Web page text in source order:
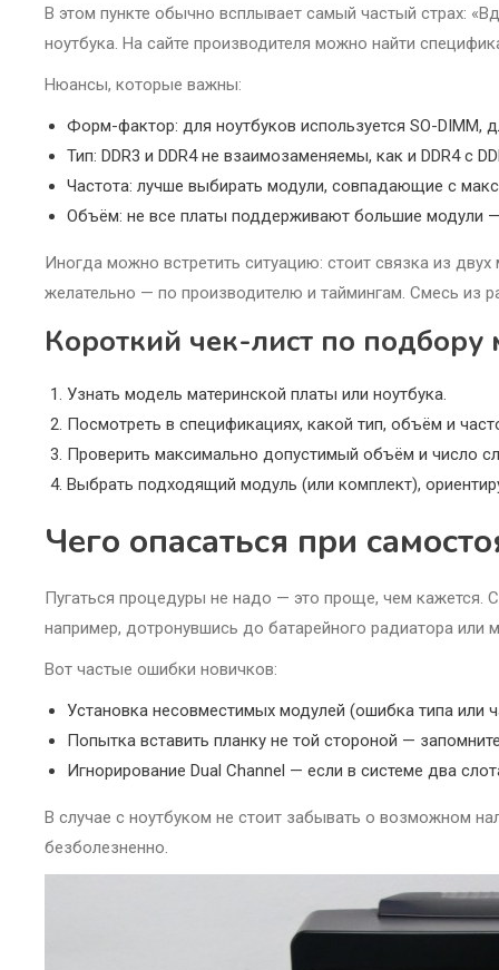
В этом пункте обычно всплывает самый частый страх:
ноутбука. На сайте производителя можно найти
Нюансы, которые важны:
Форм-фактор: для ноутбуков используется SO-DIMM,
Тип: DDR3 и DDR4 не взаимозаменяемы, как и DDR4 с
Частота: лучше выбирать модули, совпадающие с
Объём: не все платы поддерживают большие модули
Иногда можно встретить ситуацию: стоит связка из
желательно — по производителю и таймингам. Смесь из
Короткий чек-лист по подбору
Узнать модель материнской платы или ноутбука.
Посмотреть в спецификациях, какой тип, объём и
Проверить максимально допустимый объём и число
Выбрать подходящий модуль (или комплект),
Чего опасаться при
Пугаться процедуры не надо — это проще, чем кажется.
например, дотронувшись до батарейного радиатора или
Вот частые ошибки новичков:
Установка несовместимых модулей (ошибка типа или
Попытка вставить планку не той стороной —
Игнорирование Dual Channel — если в системе два
В случае с ноутбуком не стоит забывать о возможном
безболезненно.